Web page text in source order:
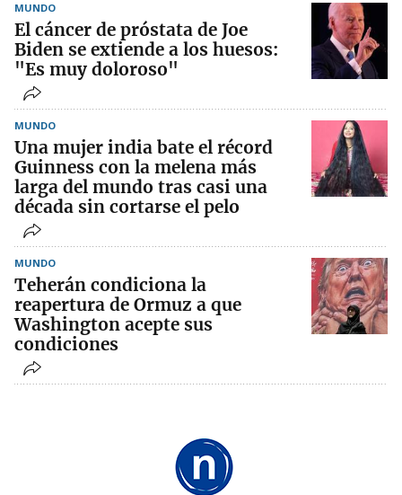
MUNDO
El cáncer de próstata de Joe
Biden se extiende a los huesos:
"Es muy doloroso"
MUNDO
Una mujer india bate el récord
Guinness con la melena más
larga del mundo tras casi una
década sin cortarse el pelo
MUNDO
Teherán condiciona la
reapertura de Ormuz a que
Washington acepte sus
condiciones